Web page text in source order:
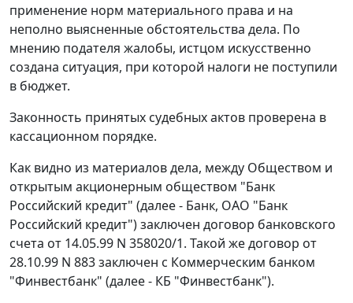
применение норм материального права и на
неполно выясненные обстоятельства дела. По
мнению подателя жалобы, истцом искусственно
создана ситуация, при которой налоги не поступили
в бюджет.
Законность принятых судебных актов проверена в
кассационном порядке.
Как видно из материалов дела, между Обществом и
открытым акционерным обществом "Банк
Российский кредит" (далее - Банк, ОАО "Банк
Российский кредит") заключен договор банковского
счета от 14.05.99 N 358020/1. Такой же договор от
28.10.99 N 883 заключен с Коммерческим банком
"Финвестбанк" (далее - КБ "Финвестбанк").